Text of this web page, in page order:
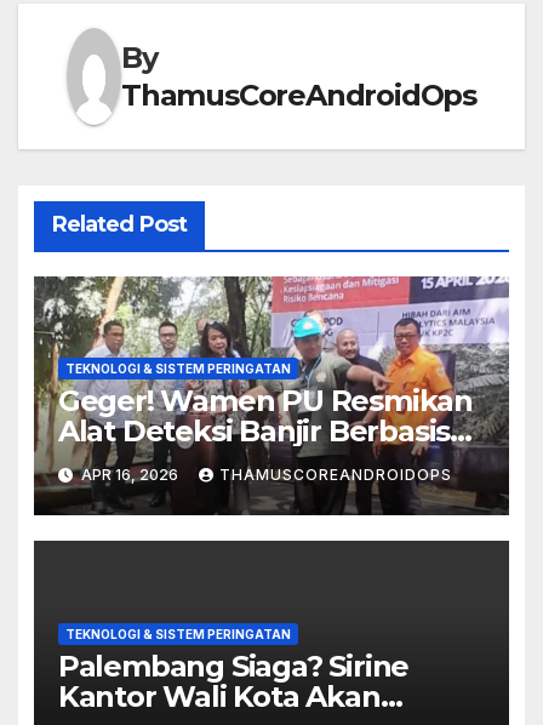
By
ThamusCoreAndroidOps
Related Post
TEKNOLOGI & SISTEM PERINGATAN
Geger! Wamen PU Resmikan
Alat Deteksi Banjir Berbasis
Komunitas
APR 16, 2026 THAMUSCOREANDROIDOPS
TEKNOLOGI & SISTEM PERINGATAN
Palembang Siaga? Sirine
Kantor Wali Kota Akan